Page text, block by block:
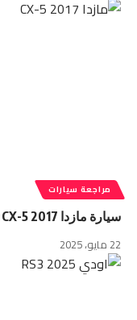
مراجعة سيارات
سيارة مازدا CX-5 2017 : المواصفات والسعر والأداء
22 مايو، 2025